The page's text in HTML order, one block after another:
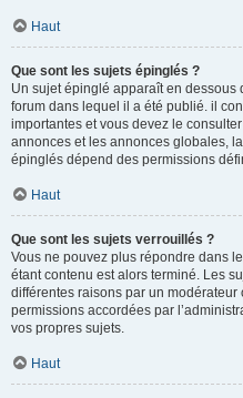
Haut
Que sont les sujets épinglés ?
Un sujet épinglé apparaît en
forum dans lequel il a été publié. il
importantes et vous devez le
annonces et les annonces globales,
épinglés dépend des permissions
Haut
Que sont les sujets verrouillés ?
Vous ne pouvez plus répondre dans
étant contenu est alors terminé. Les
différentes raisons par un
permissions accordées par
vos propres sujets.
Haut